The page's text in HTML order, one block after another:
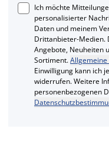
Ich möchte
personalisierter
Daten und meinem
Drittanbieter-Medien.
Angebote, Neuheiten
Sortiment.
Einwilligung kann ich
widerrufen. Weitere
personenbezogenen